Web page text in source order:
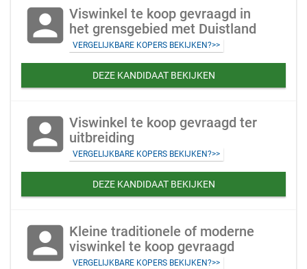
account_box Viswinkel te koop gevraagd in
het grensgebied met Duistland
VERGELIJKBARE KOPERS BEKIJKEN?>>
DEZE KANDIDAAT BEKIJKEN
account_box Viswinkel te koop gevraagd ter
uitbreiding
VERGELIJKBARE KOPERS BEKIJKEN?>>
DEZE KANDIDAAT BEKIJKEN
account_box Kleine traditionele of moderne
viswinkel te koop gevraagd
VERGELIJKBARE KOPERS BEKIJKEN?>>